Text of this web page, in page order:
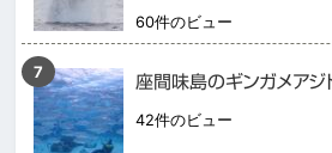
60件のビュー
座間味島のギンガメアジ
42件のビュー